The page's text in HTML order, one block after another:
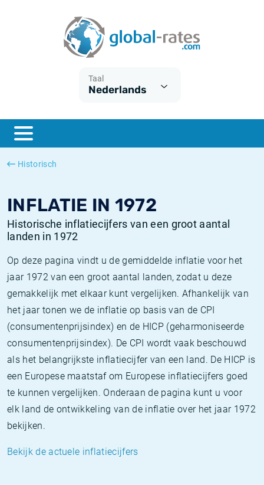
Taal
Nederlands
Historisch
INFLATIE IN 1972
Historische inflatiecijfers van een groot aantal
landen in 1972
Op deze pagina vindt u de gemiddelde inflatie voor het
jaar 1972 van een groot aantal landen, zodat u deze
gemakkelijk met elkaar kunt vergelijken. Afhankelijk van
het jaar tonen we de inflatie op basis van de CPI
(consumentenprijsindex) en de HICP (geharmoniseerde
consumentenprijsindex). De CPI wordt vaak beschouwd
als het belangrijkste inflatiecijfer van een land. De HICP is
een Europese maatstaf om Europese inflatiecijfers goed
te kunnen vergelijken. Onderaan de pagina kunt u voor
elk land de ontwikkeling van de inflatie over het jaar 1972
bekijken.
Bekijk de actuele inflatiecijfers
ESTER
SONIA
Wat is CPI inflatie?
Wat is HICP inflatie?
Nederlandse inflatie - CPI
Amerikaanse inflatie - CPI
Euribor historie
SOFR historie
TONAR historie
Inflatiecalculator